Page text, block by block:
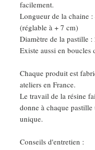
facilement.
Longueur de la chaine :
(réglable à + 7 cm)
Diamètre de la pastille :
Existe aussi en boucles
Chaque produit est
ateliers en France.
Le travail de la résine
donne à chaque pastille
unique.
Conseils d'entretien :